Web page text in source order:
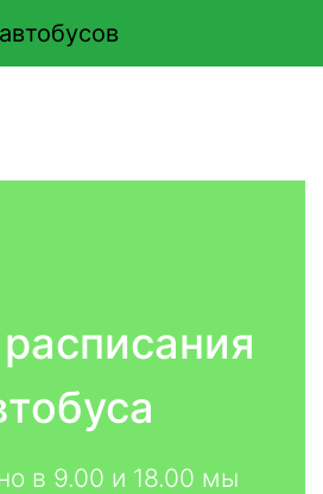
в 9.00 и 18.00 мы